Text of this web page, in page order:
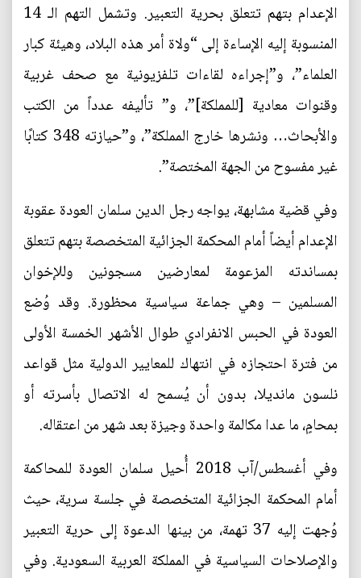
الإعدام بتهم تتعلق بحرية التعبير. وتشمل التهم الـ 14
المنسوبة إليه الإساءة إلى “ولاة أمر هذه البلاد، وهيئة كبار
العلماء”، و”إجراءه لقاءات تلفزيونية مع صحف غربية
وقنوات معادية [للمملكة]”، و” تأليفه عدداً من الكتب
والأبحاث… ونشرها خارج المملكة”، و”حيازته 348 كتابًا
غير مفسوح من الجهة المختصة”.
وفي قضية مشابهة، يواجه رجل الدين سلمان العودة عقوبة
الإعدام أيضاً أمام المحكمة الجزائية المتخصصة بتهم تتعلق
بمساندته المزعومة لمعارضين مسجونين وللإخوان
المسلمين – وهي جماعة سياسية محظورة. وقد وُضع
العودة في الحبس الانفرادي طوال الأشهر الخمسة الأولى
من فترة احتجازه في انتهاك للمعايير الدولية مثل قواعد
نلسون مانديلا، بدون أن يُسمح له الاتصال بأسرته أو
بمحامٍ، ما عدا مكالمة واحدة وجيزة بعد شهر من اعتقاله.
وفي أغسطس/آب 2018 أُحيل سلمان العودة للمحاكمة
أمام المحكمة الجزائية المتخصصة في جلسة سرية، حيث
وُجهت إليه 37 تهمة، من بينها الدعوة إلى حرية التعبير
والإصلاحات السياسية في المملكة العربية السعودية. وفي